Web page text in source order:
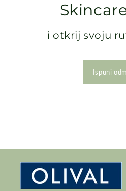
i otkrij svoju
Ispuni